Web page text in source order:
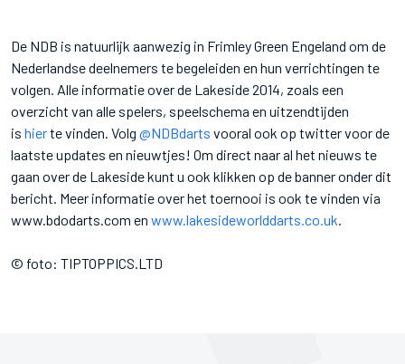
De NDB is natuurlijk aanwezig in Frimley Green Engeland om de
Nederlandse deelnemers te begeleiden en hun verrichtingen te
volgen. Alle informatie over de Lakeside 2014, zoals een
overzicht van alle spelers, speelschema en uitzendtijden
is hierte vinden. Volg @NDBdarts vooral ook op twitter voor de
laatste updates en nieuwtjes! Om direct naar al het nieuws te
gaan over de Lakeside kunt u ook klikken op de banner onder dit
bericht. Meer informatie over het toernooi is ook te vinden via
www.bdodarts.com en www.lakesideworlddarts.co.uk.
© foto: TIPTOPPICS.LTD